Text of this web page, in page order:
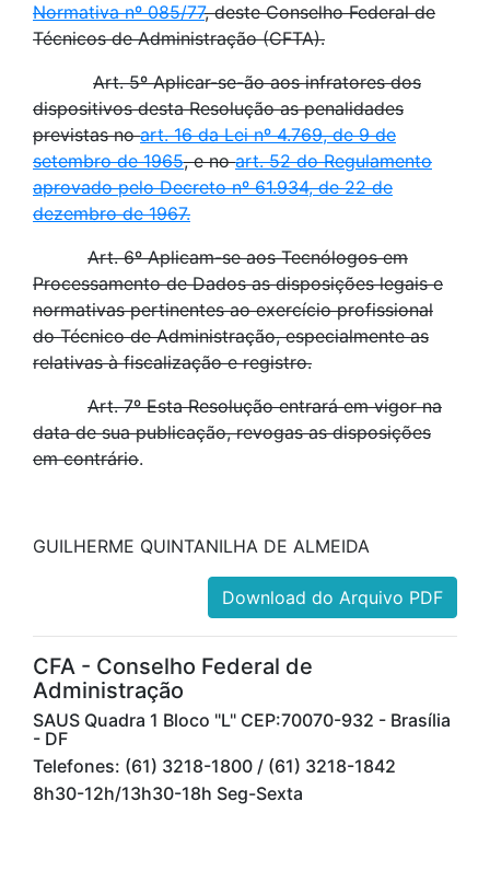
Normativa nº 085/77, deste Conselho Federal de
Técnicos de Administração (CFTA).
Art. 5º Aplicar-se-ão aos infratores dos
dispositivos desta Resolução as penalidades
previstas noart. 16 da Lei nº 4.769, de 9 de
setembro de 1965, e noart. 52 do Regulamento
aprovado pelo Decreto nº 61.934, de 22 de
dezembro de 1967.
Art. 6º Aplicam-se aos Tecnólogos em
Processamento de Dados as disposições legais e
normativas pertinentes ao exercício profissional
do Técnico de Administração, especialmente as
relativas à fiscalização e registro.
Art. 7º Esta Resolução entrará em vigor na
data de sua publicação, revogas as disposições
em contrário.
GUILHERME QUINTANILHA DE ALMEIDA
Download do Arquivo PDF
CFA - Conselho Federal de
Administração
SAUS Quadra 1 Bloco "L" CEP:70070-932 - Brasília
- DF
Telefones: (61) 3218-1800 / (61) 3218-1842
8h30-12h/13h30-18h Seg-Sexta